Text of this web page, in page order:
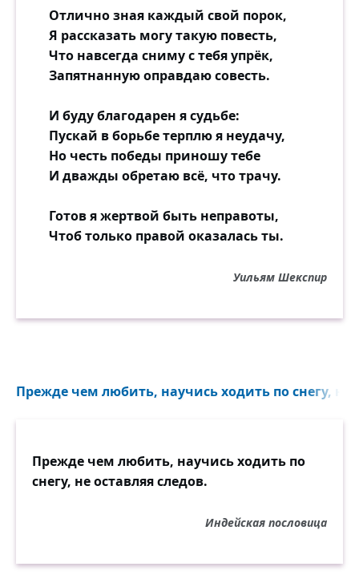
Отлично зная каждый свой порок,
Я рассказать могу такую повесть,
Что навсегда сниму с тебя упрёк,
Запятнанную оправдаю совесть.
И буду благодарен я судьбе:
Пускай в борьбе терплю я неудачу,
Но честь победы приношу тебе
И дважды обретаю всё, что трачу.
Готов я жертвой быть неправоты,
Чтоб только правой оказалась ты.
Уильям Шекспир
Прежде чем любить, научись ходить по снегу, не
Прежде чем любить, научись ходить по
снегу, не оставляя следов.
Индейская пословица